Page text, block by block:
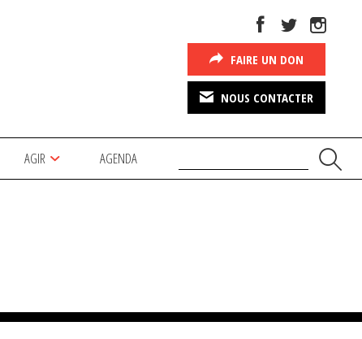
FAIRE UN DON
NOUS CONTACTER
AGIR AGENDA